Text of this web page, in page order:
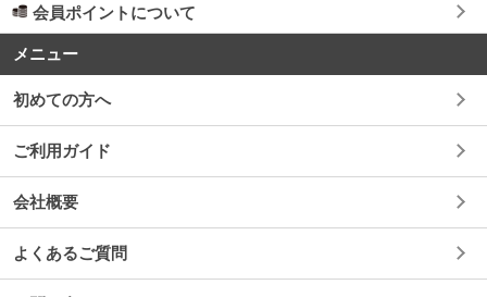
会員ポイントについて
メニュー
初めての方へ
ご利用ガイド
会社概要
よくあるご質問